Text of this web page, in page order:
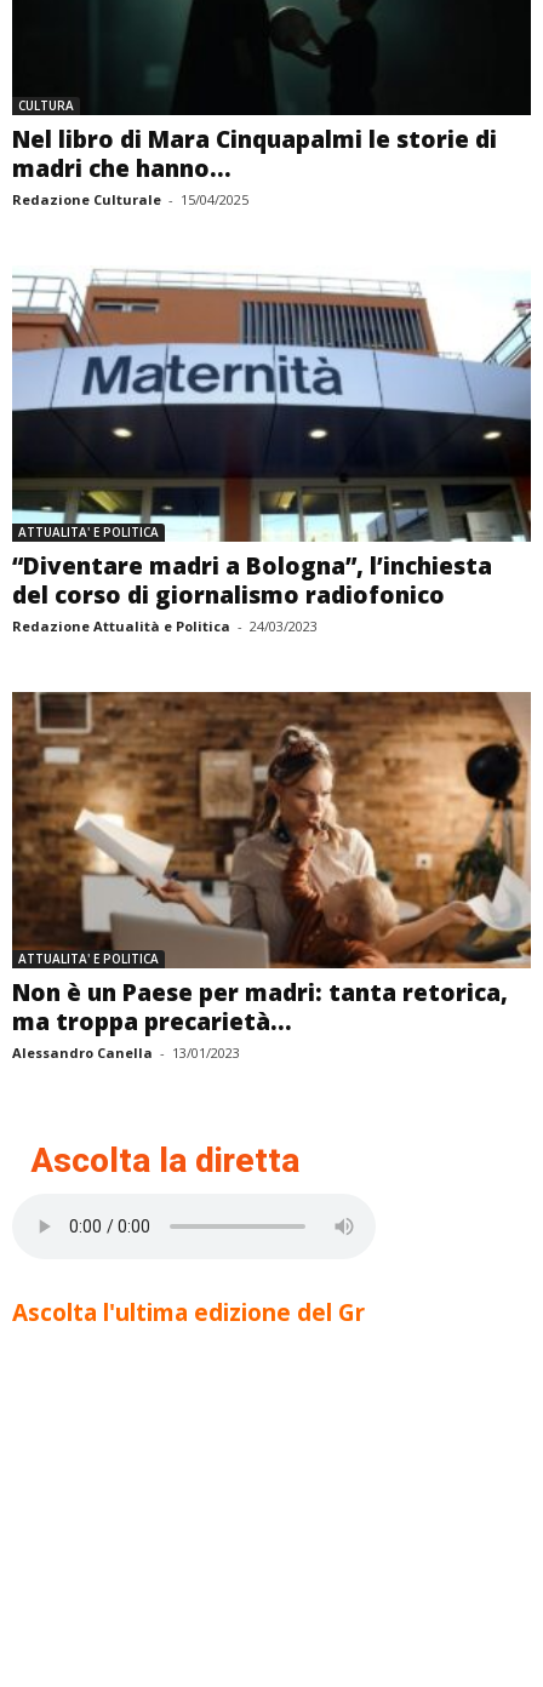
CULTURA
Nel libro di Mara Cinquapalmi le storie di
madri che hanno...
Redazione Culturale - 15/04/2025
ATTUALITA' E POLITICA
“Diventare madri a Bologna”, l’inchiesta
del corso di giornalismo radiofonico
Redazione Attualità e Politica - 24/03/2023
ATTUALITA' E POLITICA
Non è un Paese per madri: tanta retorica,
ma troppa precarietà...
Alessandro Canella - 13/01/2023
Ascolta la diretta
Ascolta l'ultima edizione del Gr